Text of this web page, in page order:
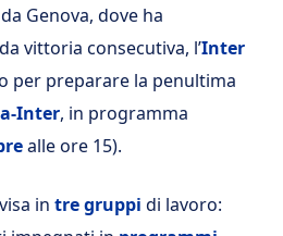
Genova, dove ha
vittoria consecutiva, l’Inter
per preparare la penultima
Inter, in programma
alle ore 15).
in tre gruppi di lavoro: